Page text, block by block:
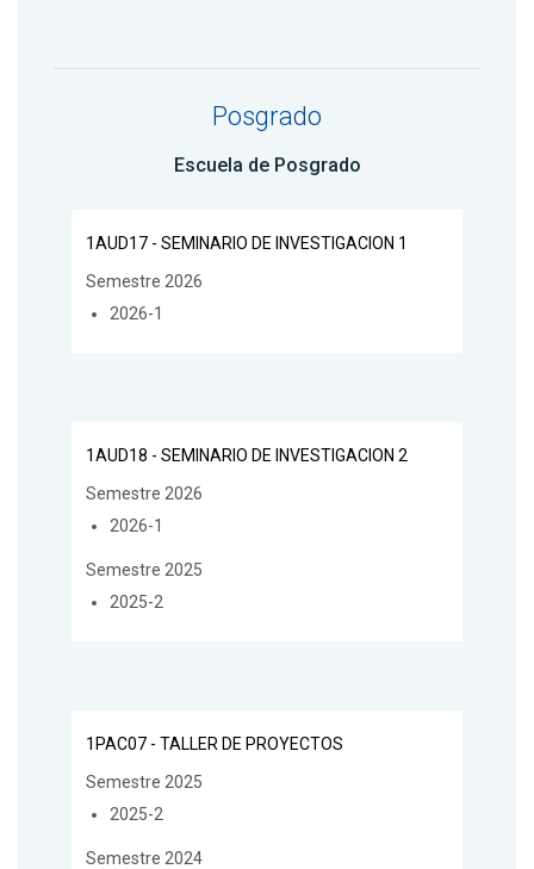
Posgrado
Escuela de Posgrado
1AUD17 - SEMINARIO DE INVESTIGACION 1
Semestre 2026
2026-1
1AUD18 - SEMINARIO DE INVESTIGACION 2
Semestre 2026
2026-1
Semestre 2025
2025-2
1PAC07 - TALLER DE PROYECTOS
Semestre 2025
2025-2
Semestre 2024